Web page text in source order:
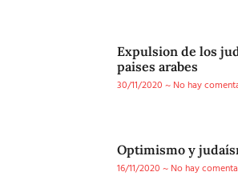
Expulsion de los
paises arabes
30/11/2020
No hay
Optimismo y
16/11/2020
No hay